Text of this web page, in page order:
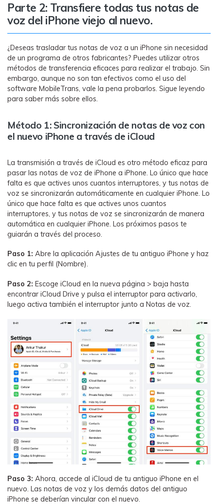
Parte 2: Transfiere todas tus notas de
voz del iPhone viejo al nuevo.
¿Deseas trasladar tus notas de voz a un iPhone sin necesidad
de un programa de otros fabricantes? Puedes utilizar otros
métodos de transferencia eficaces para realizar el trabajo. Sin
embargo, aunque no son tan efectivos como el uso del
software MobileTrans, vale la pena probarlos. Sigue leyendo
para saber más sobre ellos.
Método 1: Sincronización de notas de voz con
el nuevo iPhone a través de iCloud
La transmisión a través de iCloud es otro método eficaz para
pasar las notas de voz de iPhone a iPhone. Lo único que hace
falta es que actives unos cuantos interruptores, y tus notas de
voz se sincronizarán automáticamente en cualquier iPhone. Lo
único que hace falta es que actives unos cuantos
interruptores, y tus notas de voz se sincronizarán de manera
automática en cualquier iPhone. Los próximos pasos te
guiarán a través del proceso.
Paso 1: Abre la aplicación Ajustes de tu antiguo iPhone y haz
clic en tu perfil (Nombre).
Paso 2: Escoge iCloud en la nueva página > baja hasta
encontrar iCloud Drive y pulsa el interruptor para activarlo,
luego activa también el interruptor junto a Notas de voz.
Paso 3: Ahora, accede al iCloud de tu antiguo iPhone en el
nuevo. Las notas de voz y los demás datos del antiguo
iPhone se deberían vincular con el nuevo.